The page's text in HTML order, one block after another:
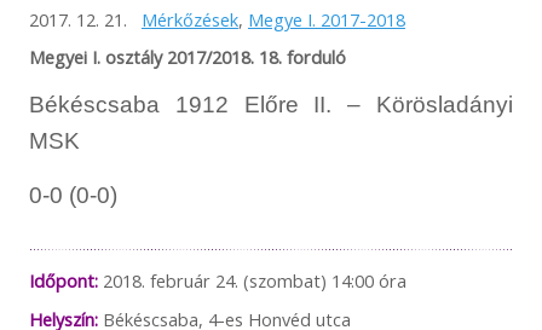
2017. 12. 21. Mérkőzések, Megye I. 2017-2018
Megyei I. osztály 2017/2018. 18. forduló
Békéscsaba 1912 Előre II. – Körösladányi
MSK
0-0 (0-0)
Időpont:2018. február 24. (szombat) 14:00 óra
Helyszín: Békéscsaba, 4-es Honvéd utca